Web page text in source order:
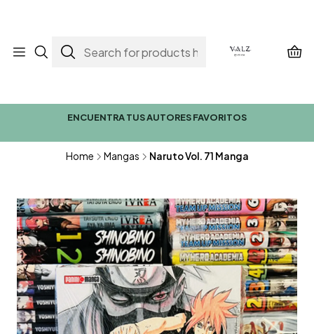
ENCUENTRA TUS AUTORES FAVORITOS
Home Mangas Naruto Vol. 71 Manga